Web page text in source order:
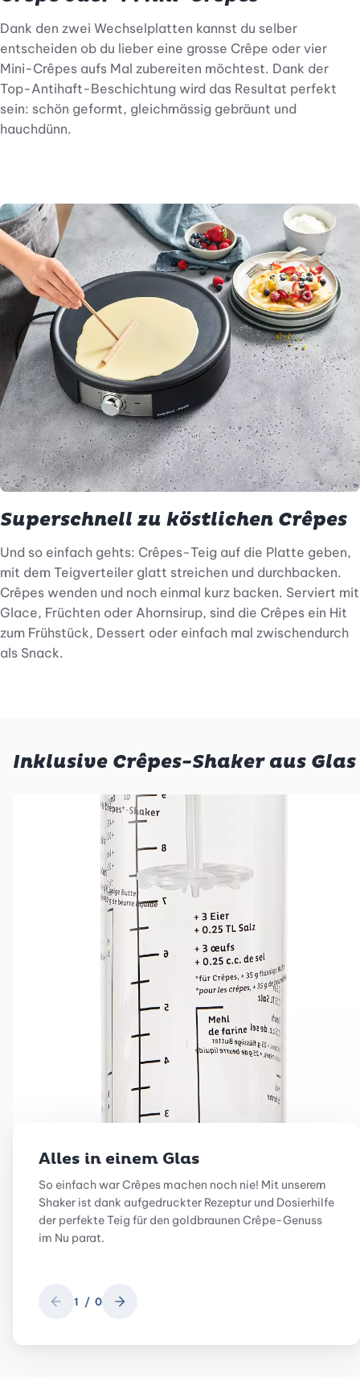
Dank den zwei Wechselplatten kannst du selber
entscheiden ob du lieber eine grosse Crêpe oder vier
Mini-Crêpes aufs Mal zubereiten möchtest. Dank der
Top-Antihaft-Beschichtung wird das Resultat perfekt
sein: schön geformt, gleichmässig gebräunt und
hauchdünn.
Superschnell zu köstlichen Crêpes
Und so einfach gehts: Crêpes-Teig auf die Platte geben,
mit dem Teigverteiler glatt streichen und durchbacken.
Crêpes wenden und noch einmal kurz backen. Serviert mit
Glace, Früchten oder Ahornsirup, sind die Crêpes ein Hit
zum Frühstück, Dessert oder einfach mal zwischendurch
als Snack.
Inklusive Crêpes-Shaker aus Glas
Alles in einem Glas
Einfaches Dosieren direkt auf den Crêpes-Maker
Herzhafte Crêpes-Kreationen
Einfach köstlich!
Alles in einem Glas
So einfach war Crêpes machen noch nie! Mit unserem
Shaker ist dank aufgedruckter Rezeptur und Dosierhilfe
der perfekte Teig für den goldbraunen Crêpe-Genuss
im Nu parat.
Zurück
1 / 0 Weiter